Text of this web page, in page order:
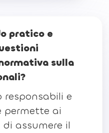
pratico e
sulla
responsabili e
permette ai
assumere il